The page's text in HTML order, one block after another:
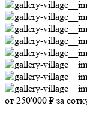
от 250'000 ₽ за